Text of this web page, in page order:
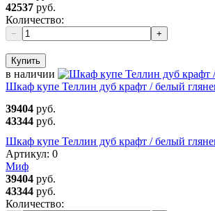
42537 руб.
Количество:
− +
Купить
в наличии
Шкаф купе Теллин дуб крафт / белый
39404 руб.
43344 руб.
Шкаф купе Теллин дуб крафт / белый
Артикул: 0
Миф
39404 руб.
43344 руб.
Количество: